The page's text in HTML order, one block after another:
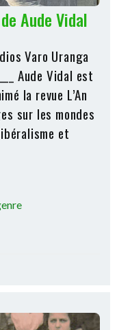
Aude Vidal
Varo Uranga
Aude Vidal est
la revue L’An
sur les mondes
et